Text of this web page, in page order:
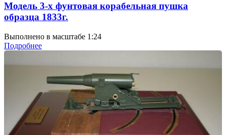
Модель 3-х фунтовая корабельная пушка
образца 1833г.
Выполнено в масштабе 1:24
Подробнее